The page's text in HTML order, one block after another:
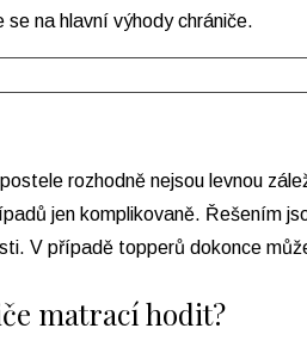
na hlavní výhody chrániče.
rozhodně nejsou levnou
jen komplikovaně. Řešením
V případě topperů dokonce
matrací hodit?